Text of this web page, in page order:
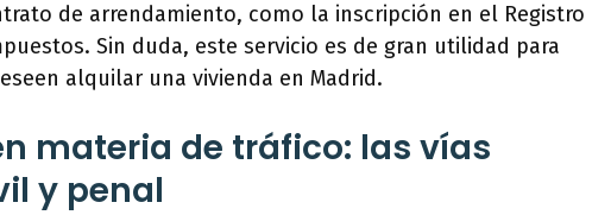
de arrendamiento, como la inscripción en el Registro
Sin duda, este servicio es de gran utilidad para
alquilar una vivienda en Madrid.
materia de tráfico: las vías
y penal